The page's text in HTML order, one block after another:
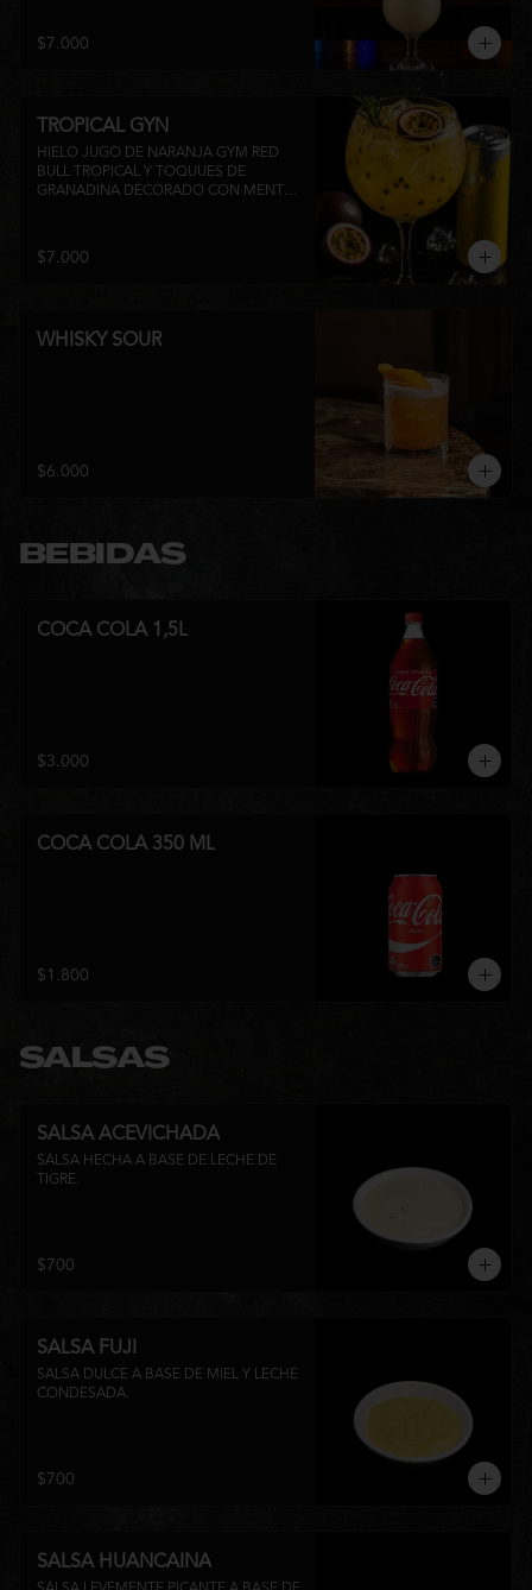
disfrutar de un momento de relajo o
acompañar la experiencia gastronómica
$7.000
TROPICAL GYN
HIELO JUGO DE NARANJA GYM RED
BULL TROPICAL Y TOQUUES DE
GRANADINA DECORADO CON MENTA
$7.000
WHISKY SOUR
$6.000
BEBIDAS
COCA COLA 1,5L
$3.000
COCA COLA 350 ML
$1.800
SALSAS
SALSA ACEVICHADA
SALSA HECHA A BASE DE LECHE DE
TIGRE.
$700
SALSA FUJI
SALSA DULCE A BASE DE MIEL Y LECHE
CONDESADA.
$700
SALSA HUANCAINA